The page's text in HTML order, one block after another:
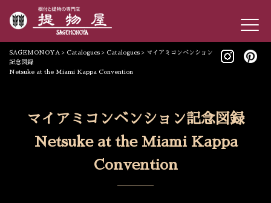
SAGEMONOYA > Catalogues > Catalogues > マイアミコンベンション
記念図録
Netsuke at the Miami Kappa Convention
マイアミコンベンション記念図録
Netsuke at the Miami Kappa
Convention